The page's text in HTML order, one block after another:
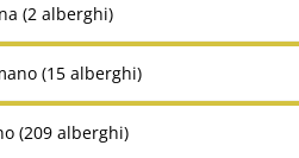
(2 alberghi)
(15 alberghi)
(209 alberghi)